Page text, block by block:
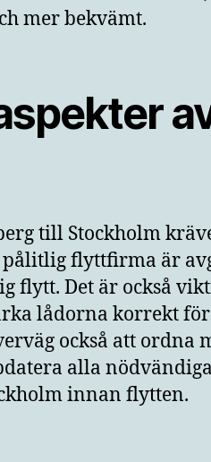
mer bekvämt.
till Stockholm
flyttfirma är
flytt. Det är också
lådorna korrekt
också att ordna
alla
innan flytten.